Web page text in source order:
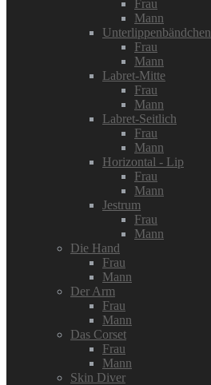
Frau
Mann
Unterlippenbändchen
Frau
Mann
Labret-Mitte
Frau
Mann
Labret-Seitlich
Frau
Mann
Horizontal - Lip
Frau
Mann
Jestrum
Frau
Mann
Die Hand
Frau
Mann
Der Arm
Frau
Mann
Das Corset
Frau
Mann
Skin Diver